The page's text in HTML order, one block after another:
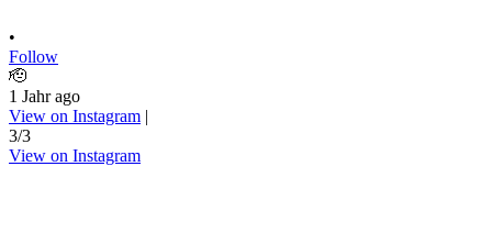
•
Follow
🫡
1 Jahr ago
View on Instagram |
3/3
View on Instagram